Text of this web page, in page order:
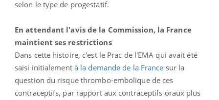
selon le type de progestatif.
En attendant l'avis de la Commission, la France
maintient ses restrictions
Dans cette histoire, c'est le Prac de l'EMA qui avait été
saisi initialement à la demande de la France sur la
question du risque thrombo-embolique de ces
contraceptifs, par rapport aux contraceptifs oraux plus